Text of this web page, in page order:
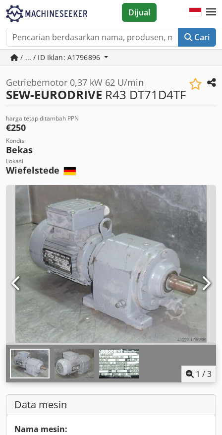
Cari
Dijual
/ ... / ID Iklan: A1796896
Getriebemotor 0,37 kW 62 U/min
SEW-EURODRIVE R43 DT71D4TF
harga tetap ditambah PPN
€250
Kondisi
Bekas
Lokasi
Wiefelstede
1 /3
Data mesin
Nama mesin: